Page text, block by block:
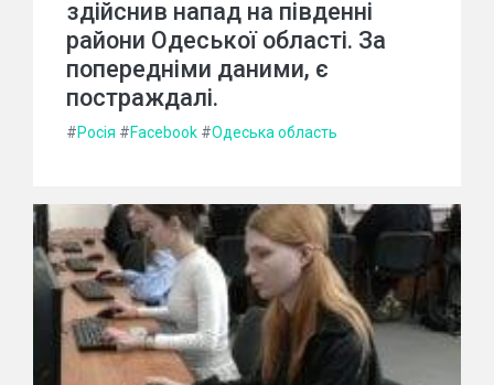
здійснив напад на південні
райони Одеської області. За
попередніми даними, є
постраждалі.
#Росія #Facebook #Одеська область